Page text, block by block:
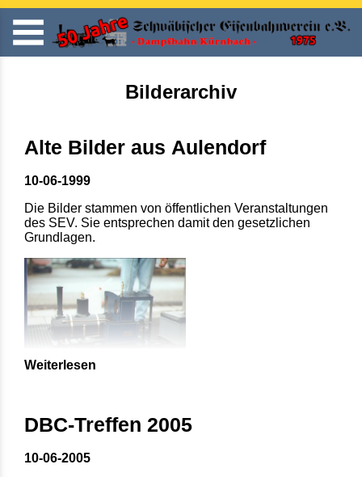
Bilderarchiv
Alte Bilder aus Aulendorf
10-06-1999
Die Bilder stammen von öffentlichen Veranstaltungen
des SEV. Sie entsprechen damit den gesetzlichen
Grundlagen.
Weiterlesen
DBC-Treffen 2005
10-06-2005